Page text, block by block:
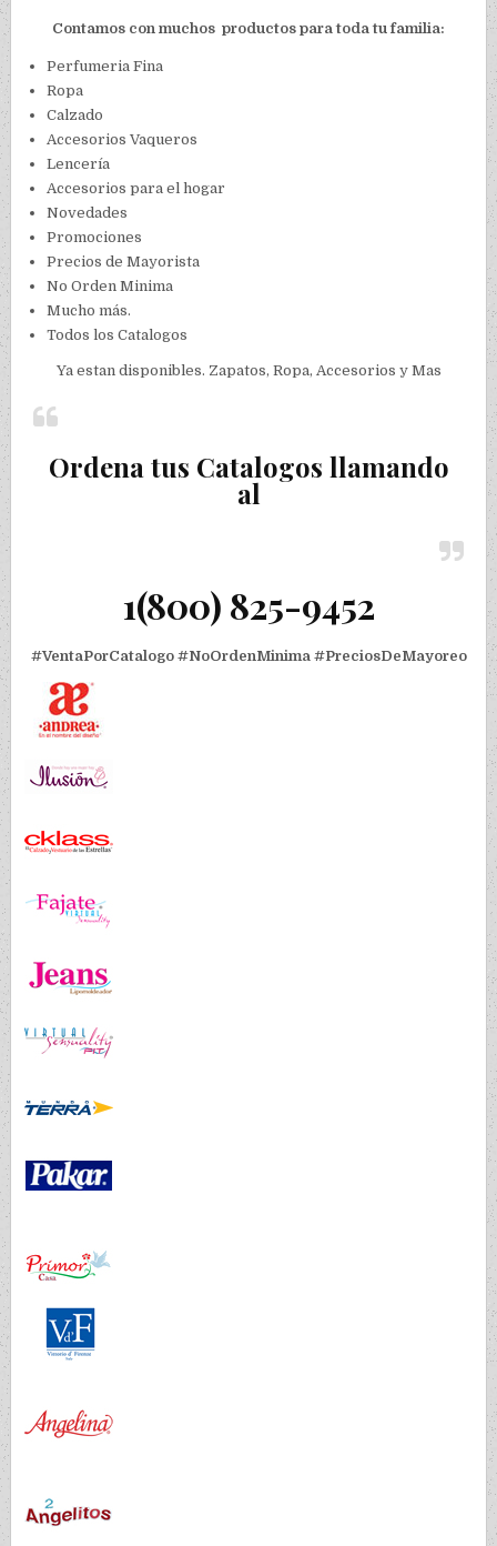
Contamos con muchos productos para toda tu familia:
Perfumeria Fina
Ropa
Calzado
Accesorios Vaqueros
Lencería
Accesorios para el hogar
Novedades
Promociones
Precios de Mayorista
No Orden Minima
Mucho más.
Todos los Catalogos
Ya estan disponibles. Zapatos, Ropa, Accesorios y Mas
Ordena tus Catalogos llamando
al
1(800) 825-9452
#VentaPorCatalogo#NoOrdenMinima #PreciosDeMayoreo